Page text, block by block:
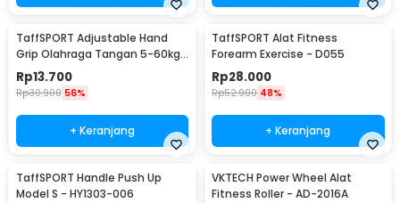
TaffSPORT Adjustable Hand
Grip Olahraga Tangan 5-60kg
- TPR
Rp13.700
Rp30.900 56%
+ Keranjang
TaffSPORT Alat Fitness
Forearm Exercise - D055
Rp28.000
Rp52.900 48%
+ Keranjang
TaffSPORT Handle Push Up
Model S - HY1303-006
VKTECH Power Wheel Alat
Fitness Roller - AD-2016A